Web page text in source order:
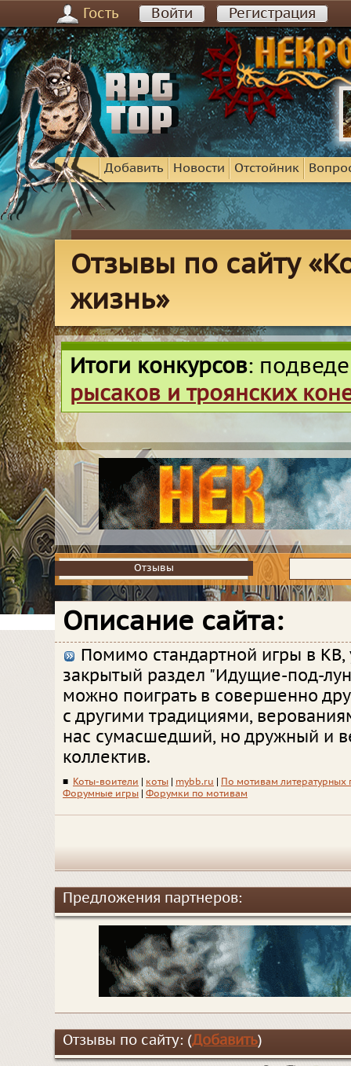
Гость Войти Регистрация
Добавить Новости Отстойник
Отзывы по сайту
жизнь»
Итоги конкурсов:
рысаков и троянских
Отзывы
Отзывы
Описание сайта:
Помимо стандартной игры в КВ,
закрытый раздел "Идущие-под-
можно поиграть в совершенно
с другими традициями,
нас сумасшедший, но дружный и
коллектив.
■ Коты-воители коты mybb.ru
По мотивам литературных
Форумные игры
Форумки по мотивам
Предложения партнеров:
Отзывы по сайту: (Добавить)